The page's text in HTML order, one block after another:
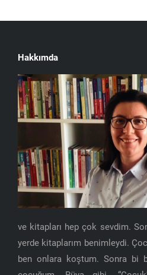
Hakkımda
ve kitapları hep çok sevdim.
yerde kitaplarım benimleydi.
ben onlara koştum. Sonra bi